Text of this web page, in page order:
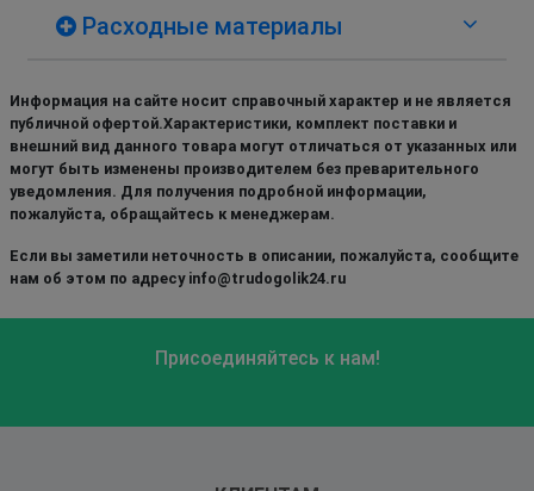
Расходные материалы
Информация на сайте носит справочный характер и не является
публичной офертой.Характеристики, комплект поставки и
внешний вид данного товара могут отличаться от указанных или
могут быть изменены производителем без преварительного
уведомления. Для получения подробной информации,
пожалуйста, обращайтесь к менеджерам.
Если вы заметили неточность в описании, пожалуйста, сообщите
нам об этом по адресу info@trudogolik24.ru
Присоединяйтесь к нам!